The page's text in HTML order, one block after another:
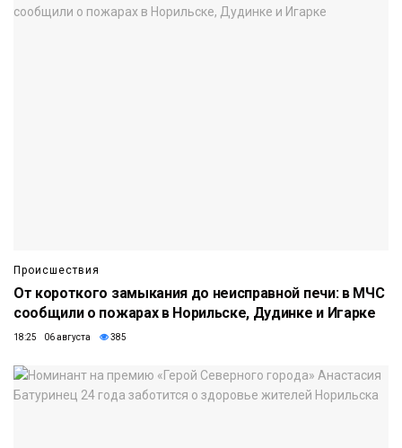
Происшествия
От короткого замыкания до неисправной печи: в МЧС
сообщили о пожарах в Норильске, Дудинке и Игарке
18:25 06 августа 385